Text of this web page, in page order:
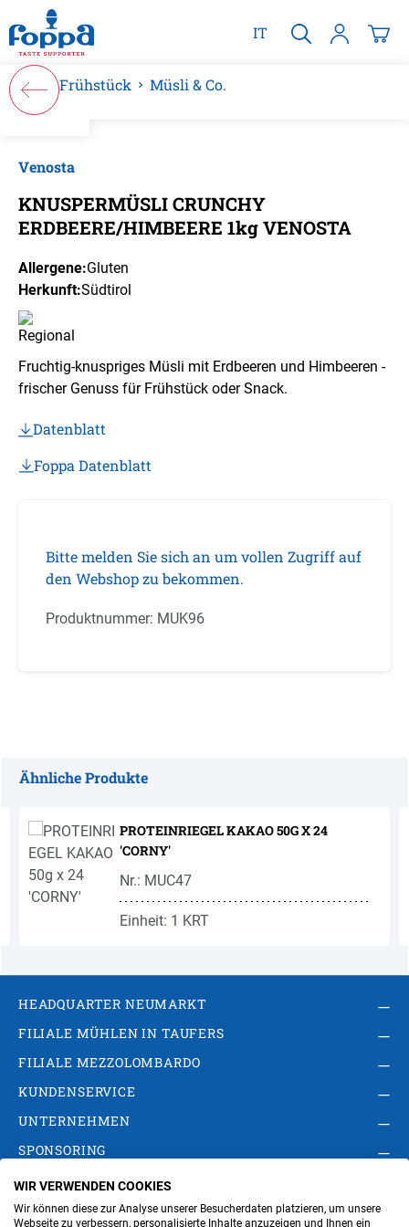
springen
IT
Frühstück Müsli & Co.
Venosta
KNUSPERMÜSLI CRUNCHY
ERDBEERE/HIMBEERE 1kg VENOSTA
Allergene:Gluten
Herkunft:Südtirol
Fruchtig-knuspriges Müsli mit Erdbeeren und Himbeeren -
frischer Genuss für Frühstück oder Snack.
Datenblatt
Foppa Datenblatt
Bitte melden Sie sich an um vollen Zugriff auf
den Webshop zu bekommen.
Produktnummer: MUK96
Ähnliche Produkte
PROTEINRIEGEL KAKAO 50G X 24
'CORNY'
Nr.: MUC47
Einheit: 1 KRT
HEADQUARTER NEUMARKT
FILIALE MÜHLEN IN TAUFERS
FILIALE MEZZOLOMBARDO
KUNDENSERVICE
UNTERNEHMEN
SPONSORING
AGB Privacy Policy
Impressum
Cookie-Einstellungen ändern
Verwaltung
WIR VERWENDEN COOKIES
Wir können diese zur Analyse unserer Besucherdaten platzieren, um unsere
Webseite zu verbessern, personalisierte Inhalte anzuzeigen und Ihnen ein